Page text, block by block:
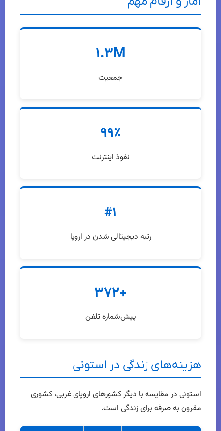
۱.۳M
جمعیت
۹۹٪
نفوذ اینترنت
#۱
رتبه دیجیتالی شدن در اروپا
+۳۷۲
پیش‌شماره تلفن
هزینه‌های زندگی در استونی
استونی در مقایسه با دیگر کشورهای اروپای غربی، کشوری
مقرون به صرفه برای زندگی است.